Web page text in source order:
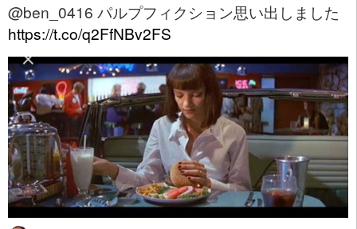
@ben_0416 パルプフィクション思い出しました
https://t.co/q2FfNBv2FS